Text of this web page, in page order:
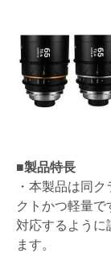
■製品特長
・本製品は同
クトかつ軽量
対応するように
ます。